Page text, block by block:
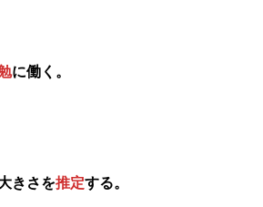
に働く。
きさを推定する。